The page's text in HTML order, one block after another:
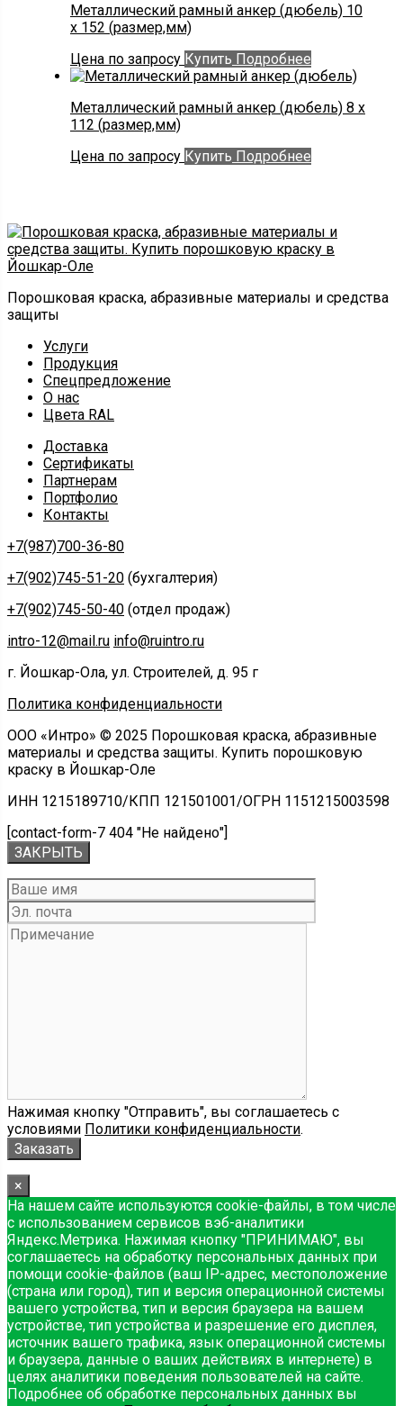
Металлический рамный анкер (дюбель) 10
х 152 (размер,мм)
Цена по запросу Купить Подробнее
Металлический рамный анкер (дюбель) 8 x
112 (размер,мм)
Цена по запросу Купить Подробнее
Порошковая краска, абразивные материалы и средства
защиты
Услуги
Продукция
Спецпредложение
О нас
Цвета RAL
Доставка
Сертификаты
Партнерам
Портфолио
Контакты
+7(987)700-36-80
+7(902)745-51-20 (бухгалтерия)
+7(902)745-50-40 (отдел продаж)
intro-12@mail.ru info@ruintro.ru
г. Йошкар-Ола, ул. Строителей, д. 95 г
Политика конфиденциальности
ООО «Интро» © 2025 Порошковая краска, абразивные
материалы и средства защиты. Купить порошковую
краску в Йошкар-Оле
ИНН 1215189710/КПП 121501001/ОГРН 1151215003598
[contact-form-7 404 "Не найдено"]
ЗАКРЫТЬ
Нажимая кнопку "Отправить", вы соглашаетесь с
условиями Политики конфиденциальности.
×
На нашем сайте используются cookie-файлы, в том числе
с использованием сервисов вэб-аналитики
Яндекс.Метрика. Нажимая кнопку "ПРИНИМАЮ", вы
соглашаетесь на обработку персональных данных при
помощи cookie-файлов (ваш IP-адрес, местоположение
(страна или город), тип и версия операционной системы
вашего устройства, тип и версия браузера на вашем
устройстве, тип устройства и разрешение его дисплея,
источник вашего трафика, язык операционной системы
и браузера, данные о ваших действиях в интернете) в
целях аналитики поведения пользователей на сайте.
Подробнее об обработке персональных данных вы